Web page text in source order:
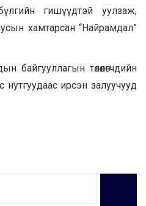
гишүүдтэй уулзаж,
хамтарсан “Найрамдал”
байгууллагын төлөөлөгчдийн
ирсэн залуучууд